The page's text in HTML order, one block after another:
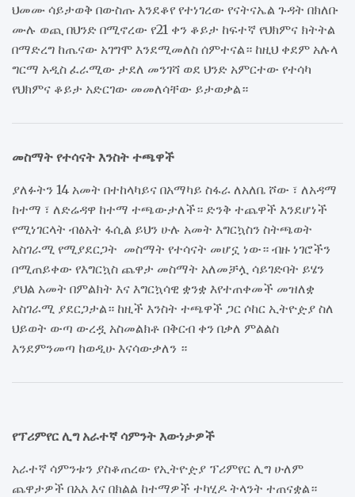
ህመሙ ሳይታወቅ በውስጡ እንደቆየ የተነገረው የናትናኤል ጉዳት በክለቡ
ሙሉ ወጪ በህንድ በሚኖረው የ21 ቀን ቆይታ ከፍተኛ የህክምና ክትትል
በማድረግ ከጤናው አገግሞ እንደሚመለስ ሰምተናል። ከዚህ ቀደም አሉላ
ግርማ አዲስ ፈራሚው ታደለ መንገሻ ወደ ህንድ አምርተው የተሳካ
የህክምና ቆይታ አድርገው መመለሳቸው ይታወቃል።
መስማት የተሳናት እንስት ተጫዋች
ያለፉትን 14 አመት በተከላካይና በአማካይ ስፋራ ለአለቤ ሾው ፣ ለአዳማ
ከተማ ፣ ለድሬዳዋ ከተማ ተጫውታለች። ድንቅ ተጨዋች እንደሆነች
የሚነገርላት ብፅአት ፋሲል ይህን ሁሉ አመት እግርኳስን ስትጫወት
አስገራሚ የሚያደርጋት መስማት የተሳናት መሆኗ ነው። ብዙ ነገሮችን
በሚጠይቀው የእግርኳስ ጨዋታ መስማት አለመቻሏ ሳይገድባት ይሄን
ያህል አመት በምልክት እና እግርኳሳዊ ቋንቋ እየተጠቀመች መዝለቋ
አስገራሚ ያደርጋታል። ከዚች እንስት ተጫዋች ጋር ሶከር ኢትዮዽያ ስለ
ህይወት ውጣ ውረዷ አስመልክቶ በቅርብ ቀን በቃለ ምልልስ
እንደምንመጣ ከወዲሁ እናሳውቃለን ።
የፕሪምየር ሊግ አራተኛ ሳምንት እውነታዎች
አራተኛ ሳምንቱን ያስቆጠረው የኢትዮዽያ ፕሪምየር ሊግ ሁለም
ጨዋታዎች በአአ እና በክልል ከተማዎች ተካሂዶ ትላንት ተጠናቋል።